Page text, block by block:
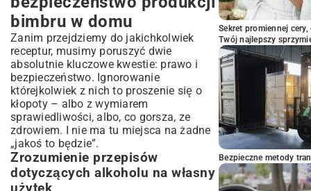
bimbru w domu
Zanim przejdziemy do jakichkolwiek
receptur, musimy poruszyć dwie
absolutnie kluczowe kwestie: prawo i
bezpieczeństwo. Ignorowanie
którejkolwiek z nich to proszenie się o
kłopoty – albo z wymiarem
sprawiedliwości, albo, co gorsza, ze
zdrowiem. I nie ma tu miejsca na żadne
„jakoś to będzie”.
Zrozumienie przepisów
dotyczących alkoholu na własny
Sekret promiennej
Twój najlepszy
Bezpieczne metody